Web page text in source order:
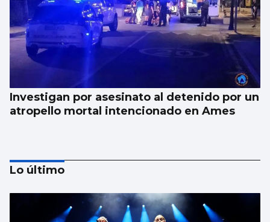
Investigan por asesinato al detenido por un
atropello mortal intencionado en Ames
Lo último